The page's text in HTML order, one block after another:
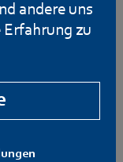
andere uns
Erfahrung zu